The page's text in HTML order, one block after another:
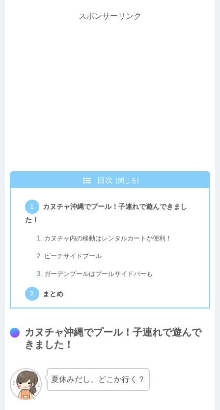
スポンサーリンク
目次
カヌチャ沖縄でプール！子連れで遊んできまし
た！
カヌチャ内の移動はレンタルカートが便利！
ビーチサイドプール
ガーデンプールはプールサイドバーも
まとめ
カヌチャ沖縄でプール！子連れで遊んで
きました！
夏休みだし、どこか行く？